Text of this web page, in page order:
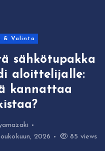
& Valinta
sähkötupakka
aloittelijalle:
kannattaa
2026
85 views